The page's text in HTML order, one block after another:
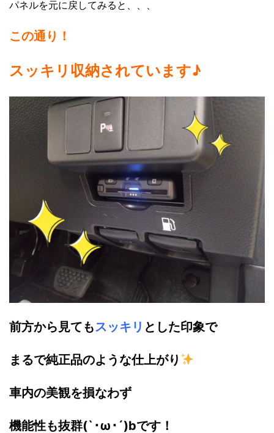
パネルを元に戻してみると、、、
この通り！
スッキリ収納されています♪
前方から見てもスッキリ とした印象で
まるで純正品のような仕上がり
車内の美観を損なわず
機能性も抜群(`･ω･´)bです！